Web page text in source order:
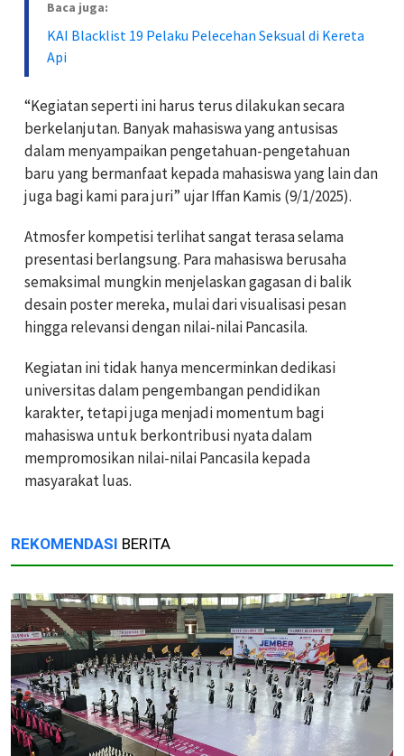
Baca juga:
KAI Blacklist 19 Pelaku Pelecehan Seksual di Kereta
Api
“Kegiatan seperti ini harus terus dilakukan secara
berkelanjutan. Banyak mahasiswa yang antusisas
dalam menyampaikan pengetahuan-pengetahuan
baru yang bermanfaat kepada mahasiswa yang lain dan
juga bagi kami para juri” ujar Iffan Kamis (9/1/2025).
Atmosfer kompetisi terlihat sangat terasa selama
presentasi berlangsung. Para mahasiswa berusaha
semaksimal mungkin menjelaskan gagasan di balik
desain poster mereka, mulai dari visualisasi pesan
hingga relevansi dengan nilai-nilai Pancasila.
Kegiatan ini tidak hanya mencerminkan dedikasi
universitas dalam pengembangan pendidikan
karakter, tetapi juga menjadi momentum bagi
mahasiswa untuk berkontribusi nyata dalam
mempromosikan nilai-nilai Pancasila kepada
masyarakat luas.
REKOMENDASI BERITA